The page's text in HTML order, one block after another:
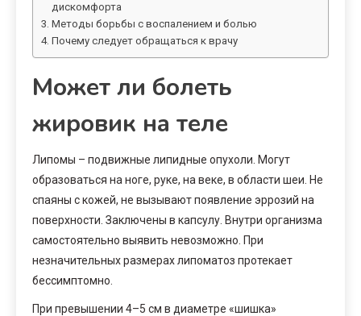
дискомфорта
Методы борьбы с воспалением и болью
Почему следует обращаться к врачу
Может ли болеть
жировик на теле
Липомы – подвижные липидные опухоли. Могут
образоваться на ноге, руке, на веке, в области шеи. Не
спаяны с кожей, не вызывают появление эррозий на
поверхности. Заключены в капсулу. Внутри организма
самостоятельно выявить невозможно. При
незначительных размерах липоматоз протекает
бессимптомно.
При превышении 4–5 см в диаметре «шишка»